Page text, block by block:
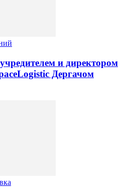
и директором
Дергачом